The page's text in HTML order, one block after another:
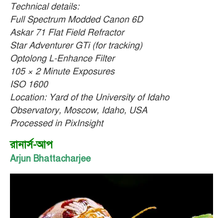
Technical details:
Full Spectrum Modded Canon 6D
Askar 71 Flat Field Refractor
Star Adventurer GTi (for tracking)
Optolong L-Enhance Filter
105 × 2 Minute Exposures
ISO 1600
Location: Yard of the University of Idaho
Observatory, Moscow, Idaho, USA
Processed in PixInsight
রানার্স-আপ
Arjun Bhattacharjee